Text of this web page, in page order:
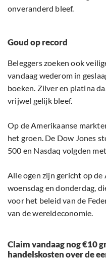
onveranderd bleef.
Goud op record
Beleggers zoeken ook
vandaag wederom in
boeken. Zilver en platina
vrijwel gelijk bleef.
Op de Amerikaanse
het groen. De Dow Jones
500 en Nasdaq volgden
Alle ogen zijn gericht op
woensdag en donderdag,
voor het beleid van de
van de wereldeconomie.
Claim vandaag nog €10
handelskosten over de